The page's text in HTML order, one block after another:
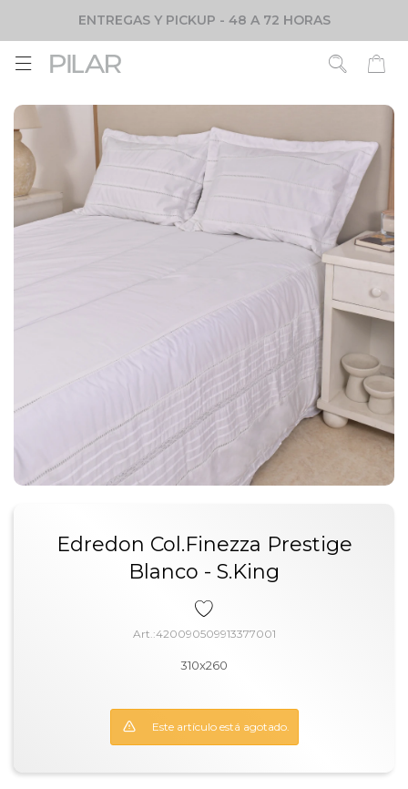
ENTREGAS Y PICKUP - 48 A 72 HORAS

Edredon Col.Finezza Prestige
Blanco - S.King
420090509913377001
310x260
Este artículo está agotado.